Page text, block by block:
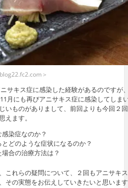
＞
サキス症に感染した経験があるのですが
月にも再びアニサキス症に感染してしま
いものがありまして、前回よりも今回２
えます。
染症なのか？
どのような症状になるのか？
合の治療方法は？
これらの疑問について、２回もアニサキ
その実態をお伝えしていきたいと思いま